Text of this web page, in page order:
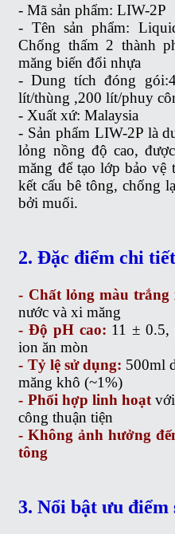
- Mã sản phẩm: LIW-2P
- Tên sản phẩm:
Chống thấm 2 thành
măng biến đổi nhựa
- Dung tích đóng gói:
lít/thùng ,200 lít/phuy
- Xuất xứ: Malaysia
- Sản phẩm LIW-2Plà
lỏng nồng độ cao,
măng để tạo lớp bảo vệ
kết cấu bê tông, chống
bởi muối.
2. Đặc điểm chi
- Chất lỏng màu trắng
nước và xi măng
- Độ pH cao: 11 ± 0.5,
ion ăn mòn
- Tỷ lệ sử dụng: 500ml
măng khô (~1%)
- Phối hợp linh hoạtvới
công thuận tiện
- Không ảnh hưởng
tông
3. Nổi bật ưu điểm